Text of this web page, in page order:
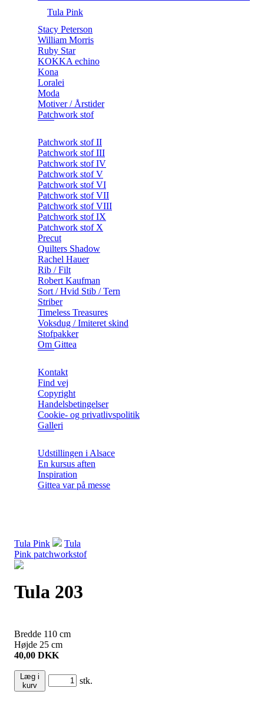
Tula Pink
Stacy Peterson
William Morris
Ruby Star
KOKKA echino
Kona
Loralei
Moda
Motiver / Årstider
Patchwork stof
Patchwork stof II
Patchwork stof III
Patchwork stof IV
Patchwork stof V
Patchwork stof VI
Patchwork stof VII
Patchwork stof VIII
Patchwork stof IX
Patchwork stof X
Precut
Quilters Shadow
Rachel Hauer
Rib / Filt
Robert Kaufman
Sort / Hvid Stib / Tern
Striber
Timeless Treasures
Voksdug / Imiteret skind
Stofpakker
Om Gittea
Kontakt
Find vej
Copyright
Handelsbetingelser
Cookie- og privatlivspolitik
Galleri
Udstillingen i Alsace
En kursus aften
Inspiration
Gittea var på messe
Tula Pink
Tula
Pink patchworkstof
Tula 203
Bredde 110 cm
Højde 25 cm
40,00 DKK
Læg i
kurv
stk.